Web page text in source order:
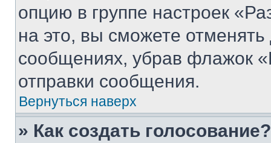
опцию в группе настроек
на это, вы сможете
сообщениях, убрав флажок
отправки сообщения.
Вернуться наверх
» Как создать голосование?